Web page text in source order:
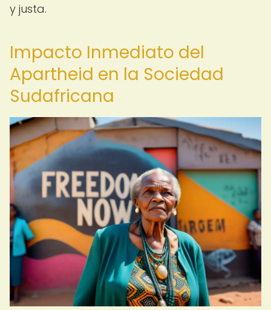
y justa.
Impacto Inmediato del
Apartheid en la Sociedad
Sudafricana